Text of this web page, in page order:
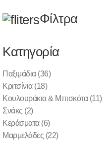
Φίλτρα
Κατηγορία
Παξιμάδια(36)
Κριτσίνια(18)
Κουλουράκια & Μπισκότα(11)
Σνάκς (2)
Κεράσματα(6)
Μαρμελάδες (22)